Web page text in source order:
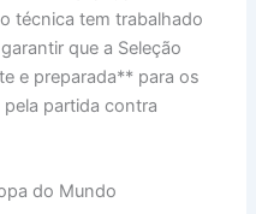
técnica tem trabalhado
que a Seleção
e preparada** para os
partida contra
do Mundo